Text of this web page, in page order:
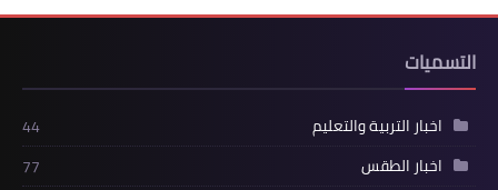
التسميات
اخبار التربية والتعليم
44
اخبار الطقس
77